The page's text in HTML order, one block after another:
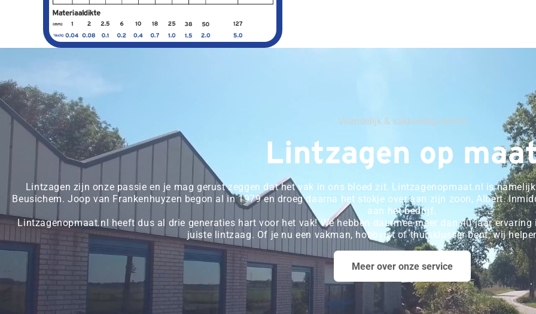
Vriendelijk & vakkundig advies
Lintzagen op
Lintzagen zijn onze passie en je mag gerust zeggen dat het vak in ons bloed zit. Lintzagenopmaat.nl is
Beusichem. Joop van Frankenhuyzen begon al in 1979 en droeg daarna het stokje over aan zijn zoon, Albert.
aan het bedrijf.
Lintzagenopmaat.nl heeft dus al drie generaties hart voor het vak! We hebben daarmee meer dan 40 jaar
juiste lintzaag. Of je nu een vakman, hobbyist of thuisklusser bent; wij
Meer over onze service